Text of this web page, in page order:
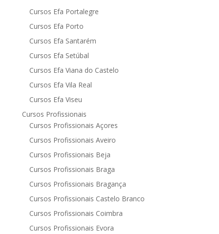
Cursos Efa Portalegre
Cursos Efa Porto
Cursos Efa Santarém
Cursos Efa Setúbal
Cursos Efa Viana do Castelo
Cursos Efa Vila Real
Cursos Efa Viseu
Cursos Profissionais
Cursos Profissionais Açores
Cursos Profissionais Aveiro
Cursos Profissionais Beja
Cursos Profissionais Braga
Cursos Profissionais Bragança
Cursos Profissionais Castelo Branco
Cursos Profissionais Coimbra
Cursos Profissionais Evora